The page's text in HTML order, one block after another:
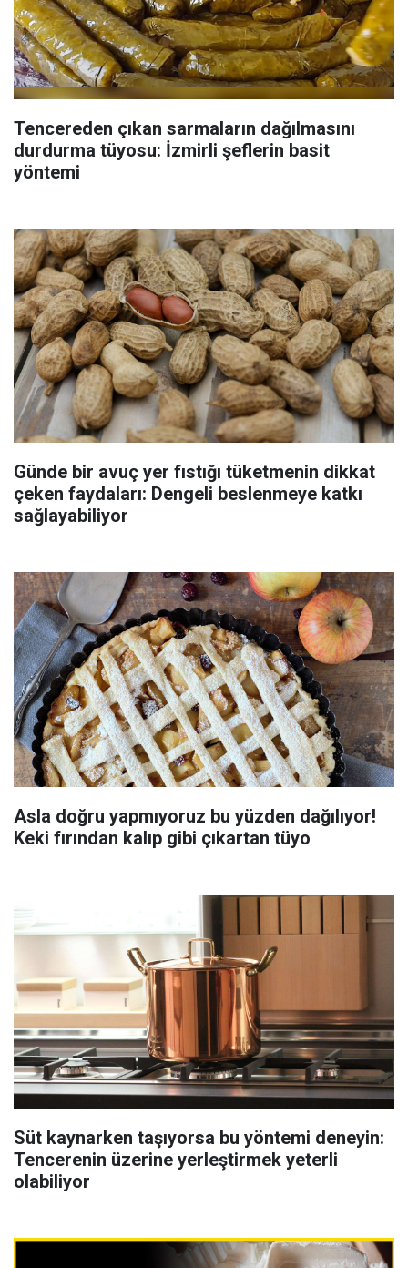
Tencereden çıkan sarmaların dağılmasını
durdurma tüyosu: İzmirli şeflerin basit
yöntemi
Günde bir avuç yer fıstığı tüketmenin dikkat
çeken faydaları: Dengeli beslenmeye katkı
sağlayabiliyor
Asla doğru yapmıyoruz bu yüzden dağılıyor!
Keki fırından kalıp gibi çıkartan tüyo
Süt kaynarken taşıyorsa bu yöntemi deneyin:
Tencerenin üzerine yerleştirmek yeterli
olabiliyor